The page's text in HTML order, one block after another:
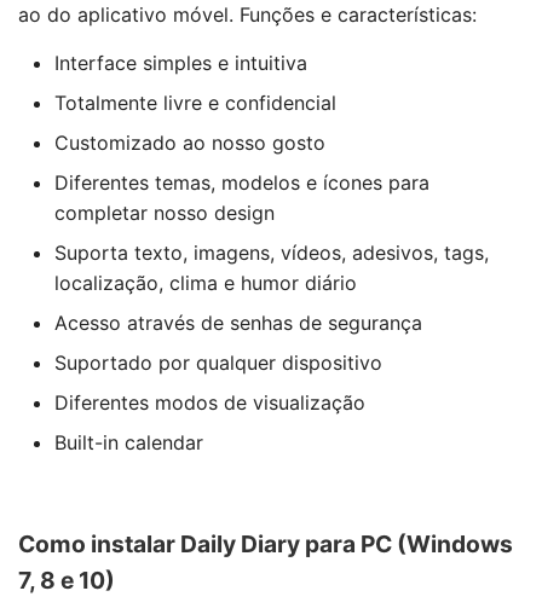
ao do aplicativo móvel. Funções e características:
Interface simples e intuitiva
Totalmente livre e confidencial
Customizado ao nosso gosto
Diferentes temas, modelos e ícones para
completar nosso design
Suporta texto, imagens, vídeos, adesivos, tags,
localização, clima e humor diário
Acesso através de senhas de segurança
Suportado por qualquer dispositivo
Diferentes modos de visualização
Built-in calendar
Como instalar Daily Diary para PC (Windows
7, 8 e 10)